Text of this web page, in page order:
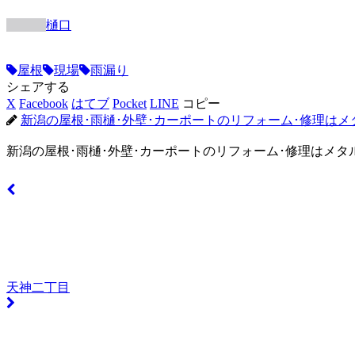
樋口
屋根 現場
雨漏り
シェアする
X Facebook はてブ Pocket LINE コピー
新潟の屋根･雨樋･外壁･カーポートのリフォーム･修理はメ
新潟の屋根･雨樋･外壁･カーポートのリフォーム･修理はメタ
天神二丁目